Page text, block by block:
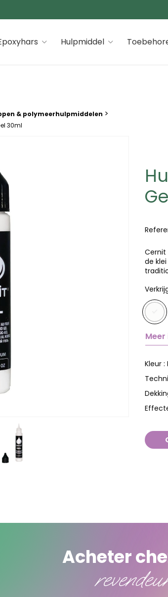
premiums
Hulpmiddel
& polymeerhulpmiddelen >
30ml
Cernit
de
Kleur :
Acheter